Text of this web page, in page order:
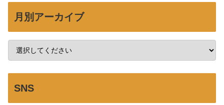
月別アーカイブ
SNS